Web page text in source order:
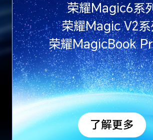
了解更多
荣耀Magic6系
荣耀Magic V2系
荣耀MagicBook